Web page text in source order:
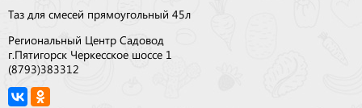
Таз для смесей прямоугольный 45л
Региональный Центр Садовод
г.Пятигорск Черкесское шоссе 1
(8793)383312